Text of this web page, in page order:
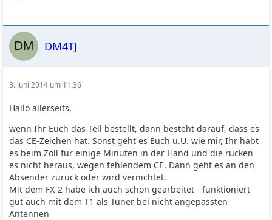
DM4TJ
3. Juni 2014 um 11:36
Hallo allerseits,
wenn Ihr Euch das Teil bestellt, dann besteht darauf, dass es
das CE-Zeichen hat. Sonst geht es Euch u.U. wie mir, Ihr habt
es beim Zoll für einige Minuten in der Hand und die rücken
es nicht heraus, wegen fehlendem CE. Dann geht es an den
Absender zurück oder wird vernichtet.
Mit dem FX-2 habe ich auch schon gearbeitet - funktioniert
gut auch mit dem T1 als Tuner bei nicht angepassten
Antennen